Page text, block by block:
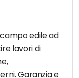
edile ad
lavori di
Garanzia e